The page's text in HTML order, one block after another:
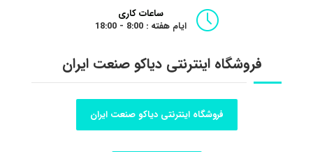
ساعات کاری
ایام هفته : 8:00 - 18:00
فروشگاه اینترنتی دیاکو صنعت ایران
فروشگاه اینترنتی دیاکو صنعت ایران